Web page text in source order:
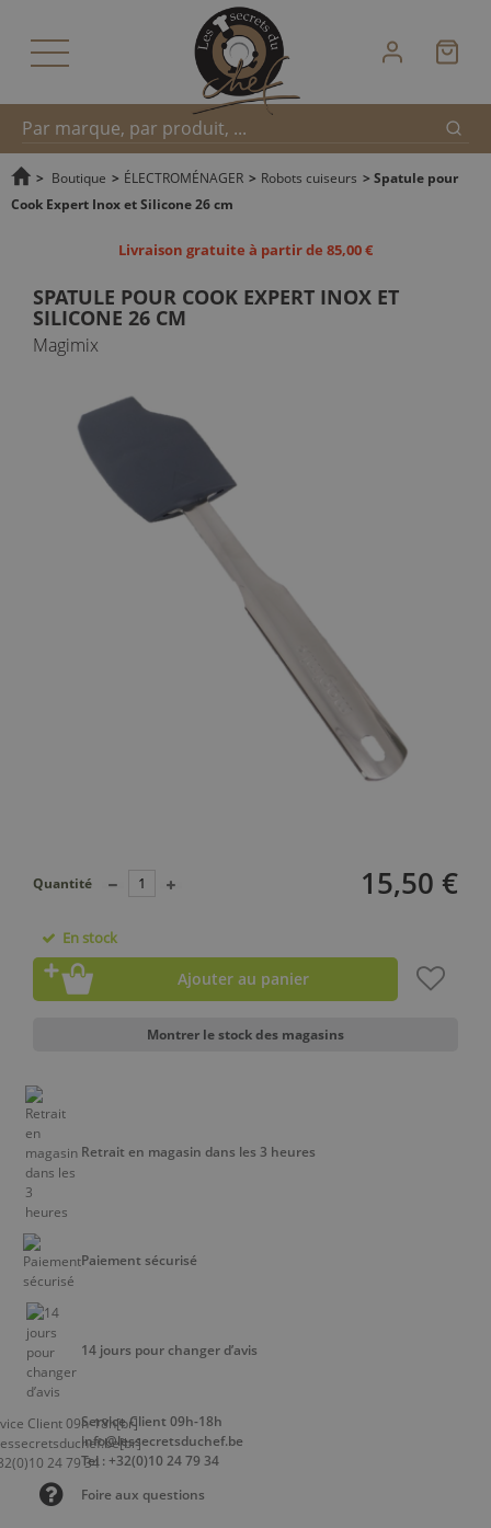
Recherche
> Boutique > ÉLECTROMÉNAGER > Robots cuiseurs > Spatule pour
Cook Expert Inox et Silicone 26 cm
Livraison gratuite à partir de 85,00 €
SPATULE POUR COOK EXPERT INOX ET
SILICONE 26 CM
Magimix
15,50 €
Quantité
En stock
Ajouter au panier
Montrer le stock des magasins
Retrait en magasin dans les 3 heures
Paiement sécurisé
14 jours pour changer d’avis
Service Client 09h-18h
info@lessecretsduchef.be
Tel : +32(0)10 24 79 34
Foire aux questions